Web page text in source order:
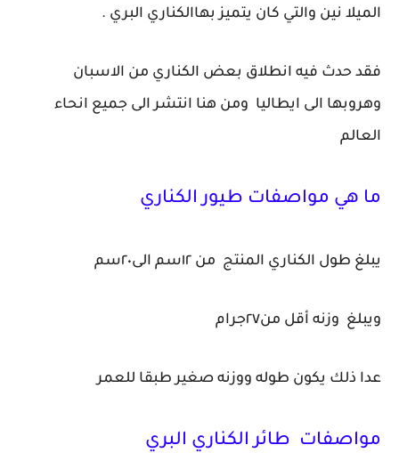
الميلا نين والتي كان يتميز بهاالكناري البري .
فقد حدث فيه انطلاق بعض الكناري من الاسبان
وهروبها الى ايطاليا ومن هنا انتشر الى جميع انحاء
العالم
ما هي مواصفات طيور الكناري
يبلغ طول الكناري المنتج من ١٢سم الى٢٠سم
ويبلغ وزنه أقل من٢٧جرام
عدا ذلك يكون طوله ووزنه صغير طبقا للعمر
مواصفات طائر الكناري البري